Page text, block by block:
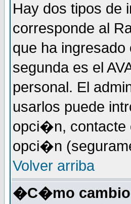
Hay dos tipos de
corresponde al
que ha
segunda es el
personal. El
usarlos puede
opci�n, contacte
opci�n
Volver arriba
�C�mo cambio